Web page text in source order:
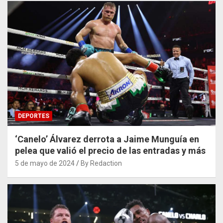
DEPORTES
‘Canelo’ Álvarez derrota a Jaime Munguía en
pelea que valió el precio de las entradas y más
5 de mayo de 2024 By Redaction